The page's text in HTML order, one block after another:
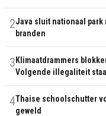
2Java sluit nationaal park
branden
3 Klimaatdrammers
Volgende illegaliteit
4Thaise schoolschutter
geweld